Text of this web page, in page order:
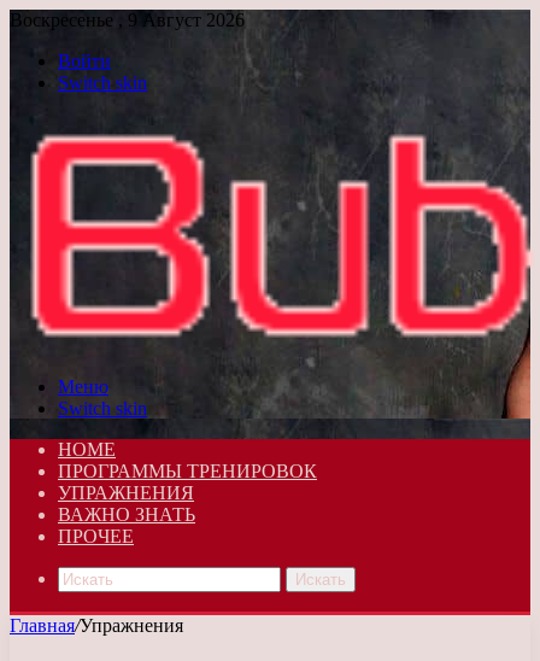
Воскресенье , 9 Август 2026
Войти
Switch skin
Меню
Switch skin
HOME
ПРОГРАММЫ ТРЕНИРОВОК
УПРАЖНЕНИЯ
ВАЖНО ЗНАТЬ
ПРОЧЕЕ
Искать
Главная/Упражнения